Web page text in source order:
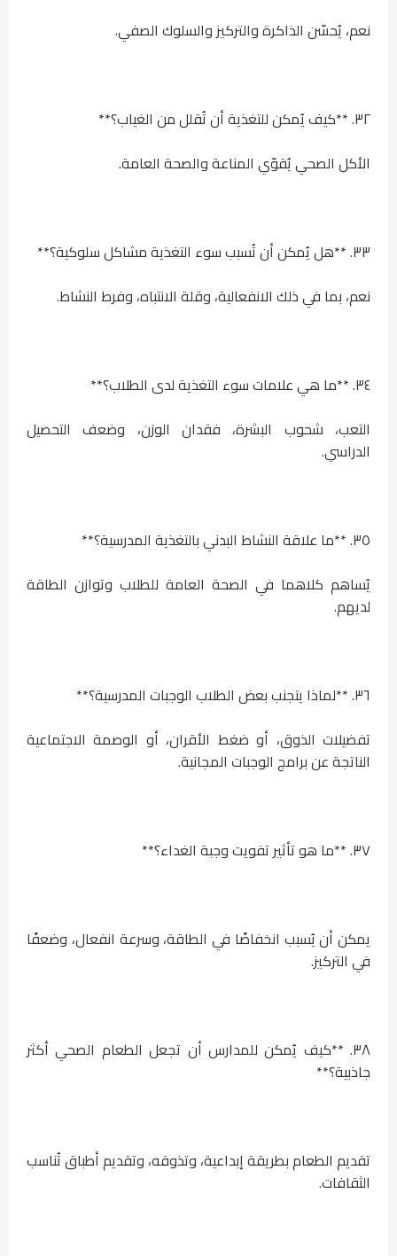
نعم، يُحسّن الذاكرة والتركيز والسلوك الصفي.
٣٢. **كيف يُمكن للتغذية أن تُقلل من الغياب؟**
الأكل الصحي يُقوّي المناعة والصحة العامة.
٣٣. **هل يُمكن أن تُسبب سوء التغذية مشاكل سلوكية؟**
نعم، بما في ذلك الانفعالية، وقلة الانتباه، وفرط النشاط.
٣٤. **ما هي علامات سوء التغذية لدى الطلاب؟**
التعب، شحوب البشرة، فقدان الوزن، وضعف التحصيل
الدراسي.
٣٥. **ما علاقة النشاط البدني بالتغذية المدرسية؟**
يُساهم كلاهما في الصحة العامة للطلاب وتوازن الطاقة
لديهم.
٣٦. **لماذا يتجنب بعض الطلاب الوجبات المدرسية؟**
تفضيلات الذوق، أو ضغط الأقران، أو الوصمة الاجتماعية
الناتجة عن برامج الوجبات المجانية.
٣٧. **ما هو تأثير تفويت وجبة الغداء؟**
يمكن أن يُسبب انخفاضًا في الطاقة، وسرعة انفعال، وضعفًا
في التركيز.
٣٨. **كيف يُمكن للمدارس أن تجعل الطعام الصحي أكثر
جاذبية؟**
تقديم الطعام بطريقة إبداعية، وتذوقه، وتقديم أطباق تُناسب
الثقافات.